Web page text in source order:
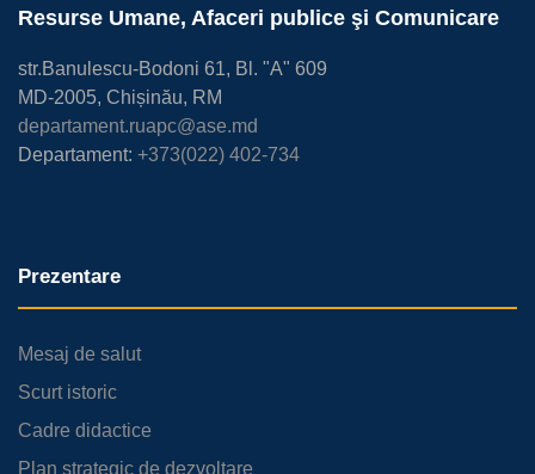
Resurse Umane, Afaceri publice şi Comunicare
str.Banulescu-Bodoni 61, Bl. "A" 609
MD-2005, Chișinău, RM
departament.ruapc@ase.md
Departament: +373(022) 402-734
Prezentare
Mesaj de salut
Scurt istoric
Cadre didactice
Plan strategic de dezvoltare